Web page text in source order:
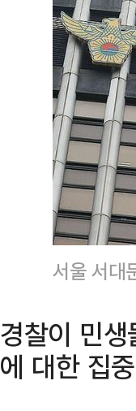
서울 서대
경찰이 민
에 대한 집